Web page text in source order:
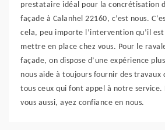
prestataire idéal pour la concrétisation
façade à Calanhel 22160, c’est nous.
cela, peu importe l’intervention qu’il est
mettre en place chez vous. Pour le
façade, on dispose d’une expérience
nous aide à toujours fournir des travaux
tous ceux qui font appel à notre service.
vous aussi, ayez confiance en nous.